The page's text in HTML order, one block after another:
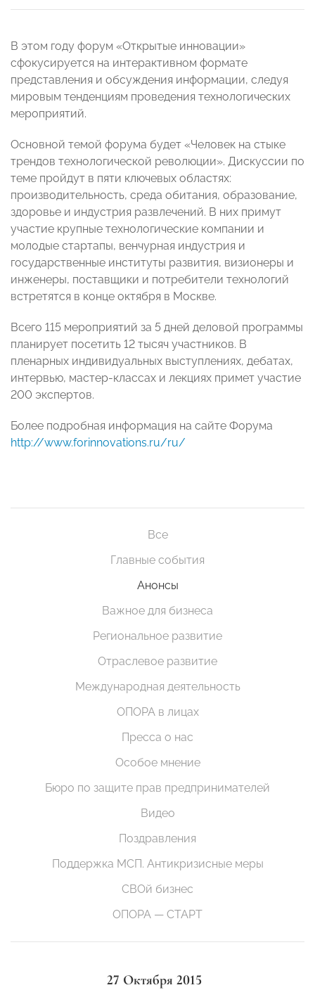
В этом году форум «Открытые инновации»
сфокусируется на интерактивном формате
представления и обсуждения информации, следуя
мировым тенденциям проведения технологических
мероприятий.
Основной темой форума будет «Человек на стыке
трендов технологической революции». Дискуссии по
теме пройдут в пяти ключевых областях:
производительность, среда обитания, образование,
здоровье и индустрия развлечений. В них примут
участие крупные технологические компании и
молодые стартапы, венчурная индустрия и
государственные институты развития, визионеры и
инженеры, поставщики и потребители технологий
встретятся в конце октября в Москве.
Всего 115 мероприятий за 5 дней деловой программы
планирует посетить 12 тысяч участников. В
пленарных индивидуальных выступлениях, дебатах,
интервью, мастер-классах и лекциях примет участие
200 экспертов.
Более подробная информация на сайте Форума
http://www.forinnovations.ru/ru/
Все
Главные события
Анонсы
Важное для бизнеса
Региональное развитие
Отраслевое развитие
Международная деятельность
ОПОРА в лицах
Пресса о нас
Особое мнение
Бюро по защите прав предпринимателей
Видео
Поздравления
Поддержка МСП. Антикризисные меры
СВОй бизнес
ОПОРА — СТАРТ
27 Октября 2015